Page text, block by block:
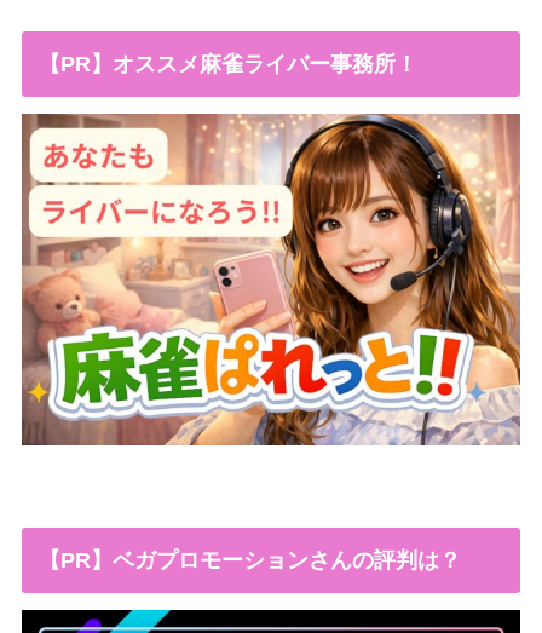
【PR】オススメ麻雀ライバー事務所！
【PR】ベガプロモーションさんの評判は？